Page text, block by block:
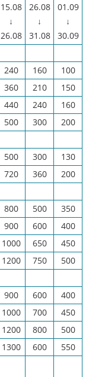
15.08
↓
26.08
26.08
↓
31.08
01.09
↓
30.09
240 160
100
360 210
150
440 240
160
500 300
200
500 300
130
720 360
200
800 500
350
900 600
400
1000 650
450
1200 750
500
900 600
400
1000 700
450
1200 800
500
1300 600
550